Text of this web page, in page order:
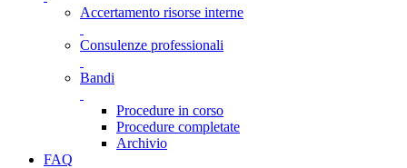
Accertamento risorse interne
Consulenze professionali
Bandi
Procedure in corso
Procedure completate
Archivio
FAQ